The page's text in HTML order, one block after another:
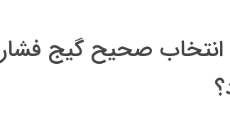
انتخاب صحیح گیج